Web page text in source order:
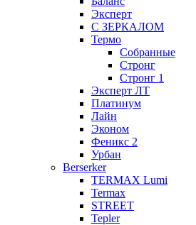
Эксперт
С ЗЕРКАЛОМ
Термо
Собранные
Стронг
Стронг 1
Эксперт ЛТ
Платинум
Лайн
Эконом
Феникс 2
Урбан
Berserker
TERMAX Lumi
Termax
STREET
Tepler